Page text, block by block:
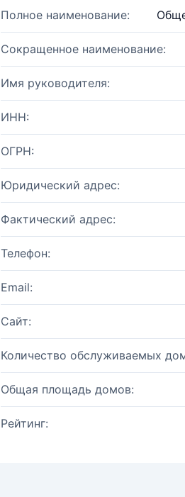
Полное наименование:
Сокращенное наименование:
Имя руководителя:
ИНН:
ОГРН:
Юридический адрес:
Фактический адрес:
Телефон:
Email:
Сайт:
Количество обслуживаемых
Общая площадь домов:
Рейтинг: